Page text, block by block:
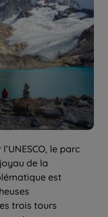
le parc
de la
est
trois tours